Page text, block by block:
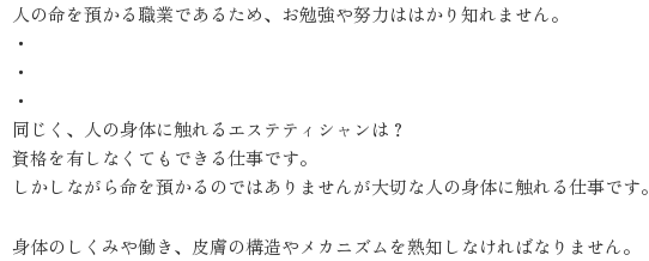
人の命を預かる職業であるため、お勉強や努力ははかり知れません。
・
・
・
同じく、人の身体に触れるエステティシャンは？
資格を有しなくてもできる仕事です。
しかしながら命を預かるのではありませんが大切な人の身体に触れる仕事です。
身体のしくみや働き、皮膚の構造やメカニズムを熟知しなければなりません。